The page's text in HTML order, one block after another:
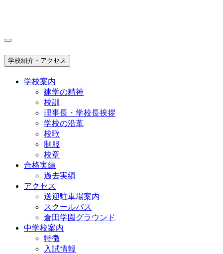
学校紹介・アクセス
学校案内
建学の精神
校訓
理事長・学校長挨拶
学校の沿革
校歌
制服
校章
合格実績
過去実績
アクセス
送迎駐車場案内
スクールバス
倉田学園グラウンド
中学校案内
特徴
入試情報